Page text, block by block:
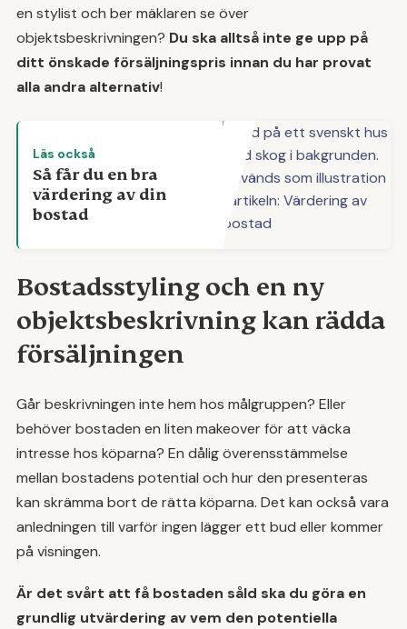
en stylist och ber mäklaren se över
objektsbeskrivningen? Du ska alltså inte ge upp på
ditt önskade försäljningspris innan du har provat
alla andra alternativ!
Läs också
Så får du en bra
värdering av din
bostad
Bostadsstyling och en ny
objektsbeskrivning kan rädda
försäljningen
Går beskrivningen inte hem hos målgruppen? Eller
behöver bostaden en liten makeover för att väcka
intresse hos köparna? En dålig överensstämmelse
mellan bostadens potential och hur den presenteras
kan skrämma bort de rätta köparna. Det kan också vara
anledningen till varför ingen lägger ett bud eller kommer
på visningen.
Är det svårt att få bostaden såld ska du göra en
grundlig utvärdering av vem den potentiella